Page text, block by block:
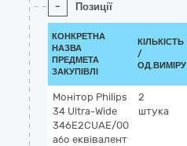
- Позиції
КОНКРЕТНА
НАЗВА
ПРЕДМЕТА
ЗАКУПІВЛІ
КІЛЬКІСТЬ
/
ОД.ВИМІРУ
Монітор Philips
34 Ultra-Wide
346E2CUAE/00
або еквівалент
2
штука